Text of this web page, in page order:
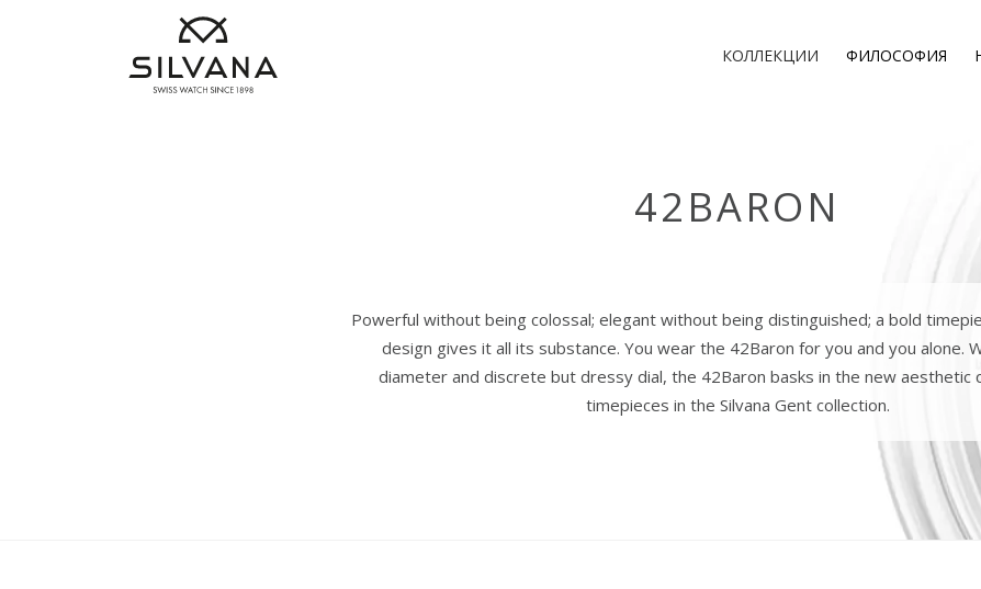
КОЛЛЕКЦИИ ФИЛОСОФИЯ
42BARON
Powerful without being colossal; elegant without being distinguished; a bold
design gives it all its substance. You wear the 42Baron for you and you alone.
diameter and discrete but dressy dial, the 42Baron basks in the new aesthetic
timepieces in the Silvana Gent collection.